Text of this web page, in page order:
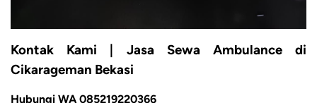
Kontak Kami | Jasa Sewa Ambulance di
Cikarageman Bekasi
Hubungi WA 085219220366